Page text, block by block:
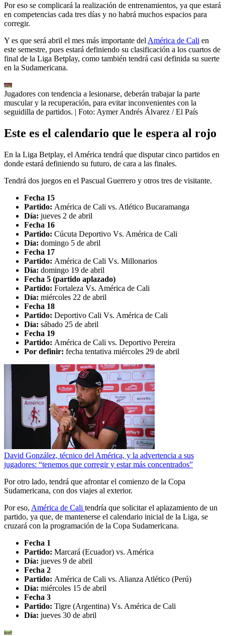
Por eso se complicará la realización de entrenamientos, ya que estará
en competencias cada tres días y no habrá muchos espacios para
corregir.
Y es que será abril el mes más importante del América de Cali en
este semestre, pues estará definiendo su clasificación a los cuartos de
final de la Liga Betplay, como también tendrá casi definida su suerte
en la Sudamericana.
Jugadores con tendencia a lesionarse, deberán trabajar la parte
muscular y la recuperación, para evitar inconvenientes con la
seguidilla de partidos. | Foto: Aymer Andrés Álvarez / El País
Este es el calendario que le espera al rojo
En la Liga Betplay, el América tendrá que disputar cinco partidos en
donde estará definiendo su futuro, de cara a las finales.
Tendrá dos juegos en el Pascual Guerrero y otros tres de visitante.
Fecha 15
Partido: América de Cali vs. Atlético Bucaramanga
Día: jueves 2 de abril
Fecha 16
Partido: Cúcuta Deportivo Vs. América de Cali
Día: domingo 5 de abril
Fecha 17
Partido: América de Cali Vs. Millonarios
Día: domingo 19 de abril
Fecha 5 (partido aplazado)
Partido: Fortaleza Vs. América de Cali
Día: miércoles 22 de abril
Fecha 18
Partido: Deportivo Cali Vs. América de Cali
Día: sábado 25 de abril
Fecha 19
Partido: América de Cali vs. Deportivo Pereira
Por definir: fecha tentativa miércoles 29 de abril
David González, técnico del América, y la advertencia a sus
jugadores: “tenemos que corregir y estar más concentrados”
Por otro lado, tendrá que afrontar el comienzo de la Copa
Sudamericana, con dos viajes al exterior.
Por eso, América de Cali tendría que solicitar el aplazamiento de un
partido, ya que, de mantenerse el calendario inicial de la Liga, se
cruzará con la programación de la Copa Sudamericana.
Fecha 1
Partido: Marcará (Ecuador) vs. América
Día: jueves 9 de abril
Fecha 2
Partido: América de Cali vs. Alianza Atlético (Perú)
Día: miércoles 15 de abril
Fecha 3
Partido: Tigre (Argentina) Vs. América de Cali
Día: jueves 30 de abril